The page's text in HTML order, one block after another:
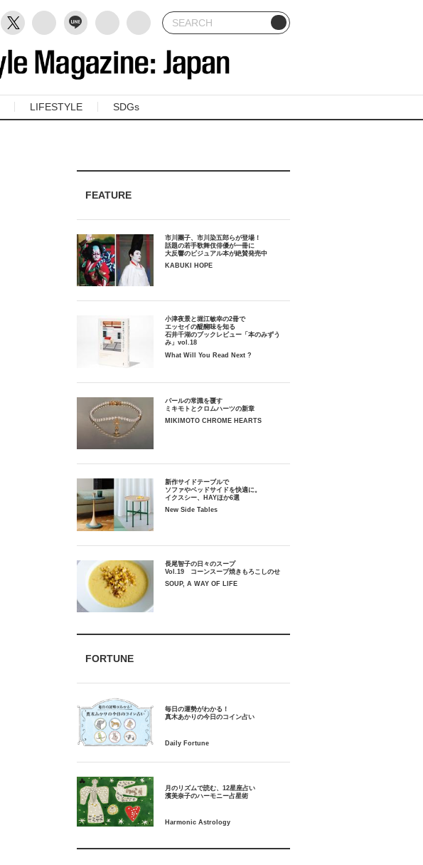
LIFESTYLE SDGs
FEATURE
市川團子、市川染五郎らが登場！
話題の若手歌舞伎俳優が一冊に
大反響のビジュアル本が絶賛発売中
KABUKI HOPE
小津夜景と堀江敏幸の2冊で
エッセイの醍醐味を知る
石井千湖のブックレビュー「本のみずう
み」vol.18
What Will You Read Next ?
パールの常識を覆す
ミキモトとクロムハーツの新章
MIKIMOTO CHROME HEARTS
新作サイドテーブルで
ソファやベッドサイドを快適に。
イクスシー、HAYほか6選
New Side Tables
長尾智子の日々のスープ
Vol.19 コーンスープ焼きもろこしのせ
SOUP, A WAY OF LIFE
FORTUNE
毎日の運勢がわかる！
月のリズムで読む、12星座占い